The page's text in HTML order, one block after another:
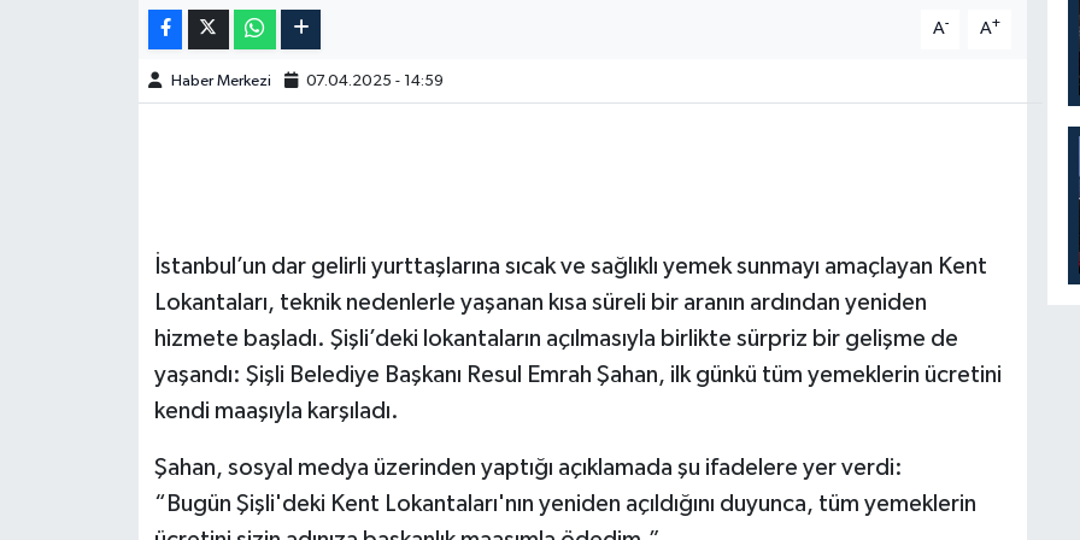
A- A+
Haber Merkezi 07.04.2025 - 14:59
İstanbul’un dar gelirli yurttaşlarına sıcak ve sağlıklı yemek sunmayı amaçlayan Kent
Lokantaları, teknik nedenlerle yaşanan kısa süreli bir aranın ardından yeniden
hizmete başladı. Şişli’deki lokantaların açılmasıyla birlikte sürpriz bir gelişme de
yaşandı: Şişli Belediye Başkanı Resul Emrah Şahan, ilk günkü tüm yemeklerin ücretini
kendi maaşıyla karşıladı.
Şahan, sosyal medya üzerinden yaptığı açıklamada şu ifadelere yer verdi:
“Bugün Şişli'deki Kent Lokantaları'nın yeniden açıldığını duyunca, tüm yemeklerin